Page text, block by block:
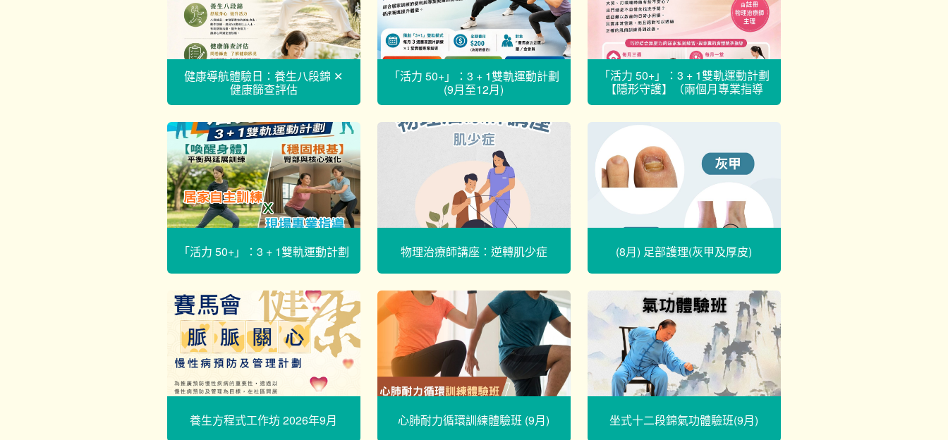
健康導航體驗日：養生八段錦 ✕
健康篩查評估
「活力 50+」：3 + 1雙軌運動計劃
(9月至12月)
「活力 50+」：3 + 1雙軌運動計劃
【隱形守護】（兩個月專業指導
版）
「活力 50+」：3 + 1雙軌運動計劃 物理治療師講座：逆轉肌少症 (8月) 足部護理(灰甲及厚皮)
養生方程式工作坊 2026年9月 心肺耐力循環訓練體驗班 (9月) 坐式十二段錦氣功體驗班(9月)